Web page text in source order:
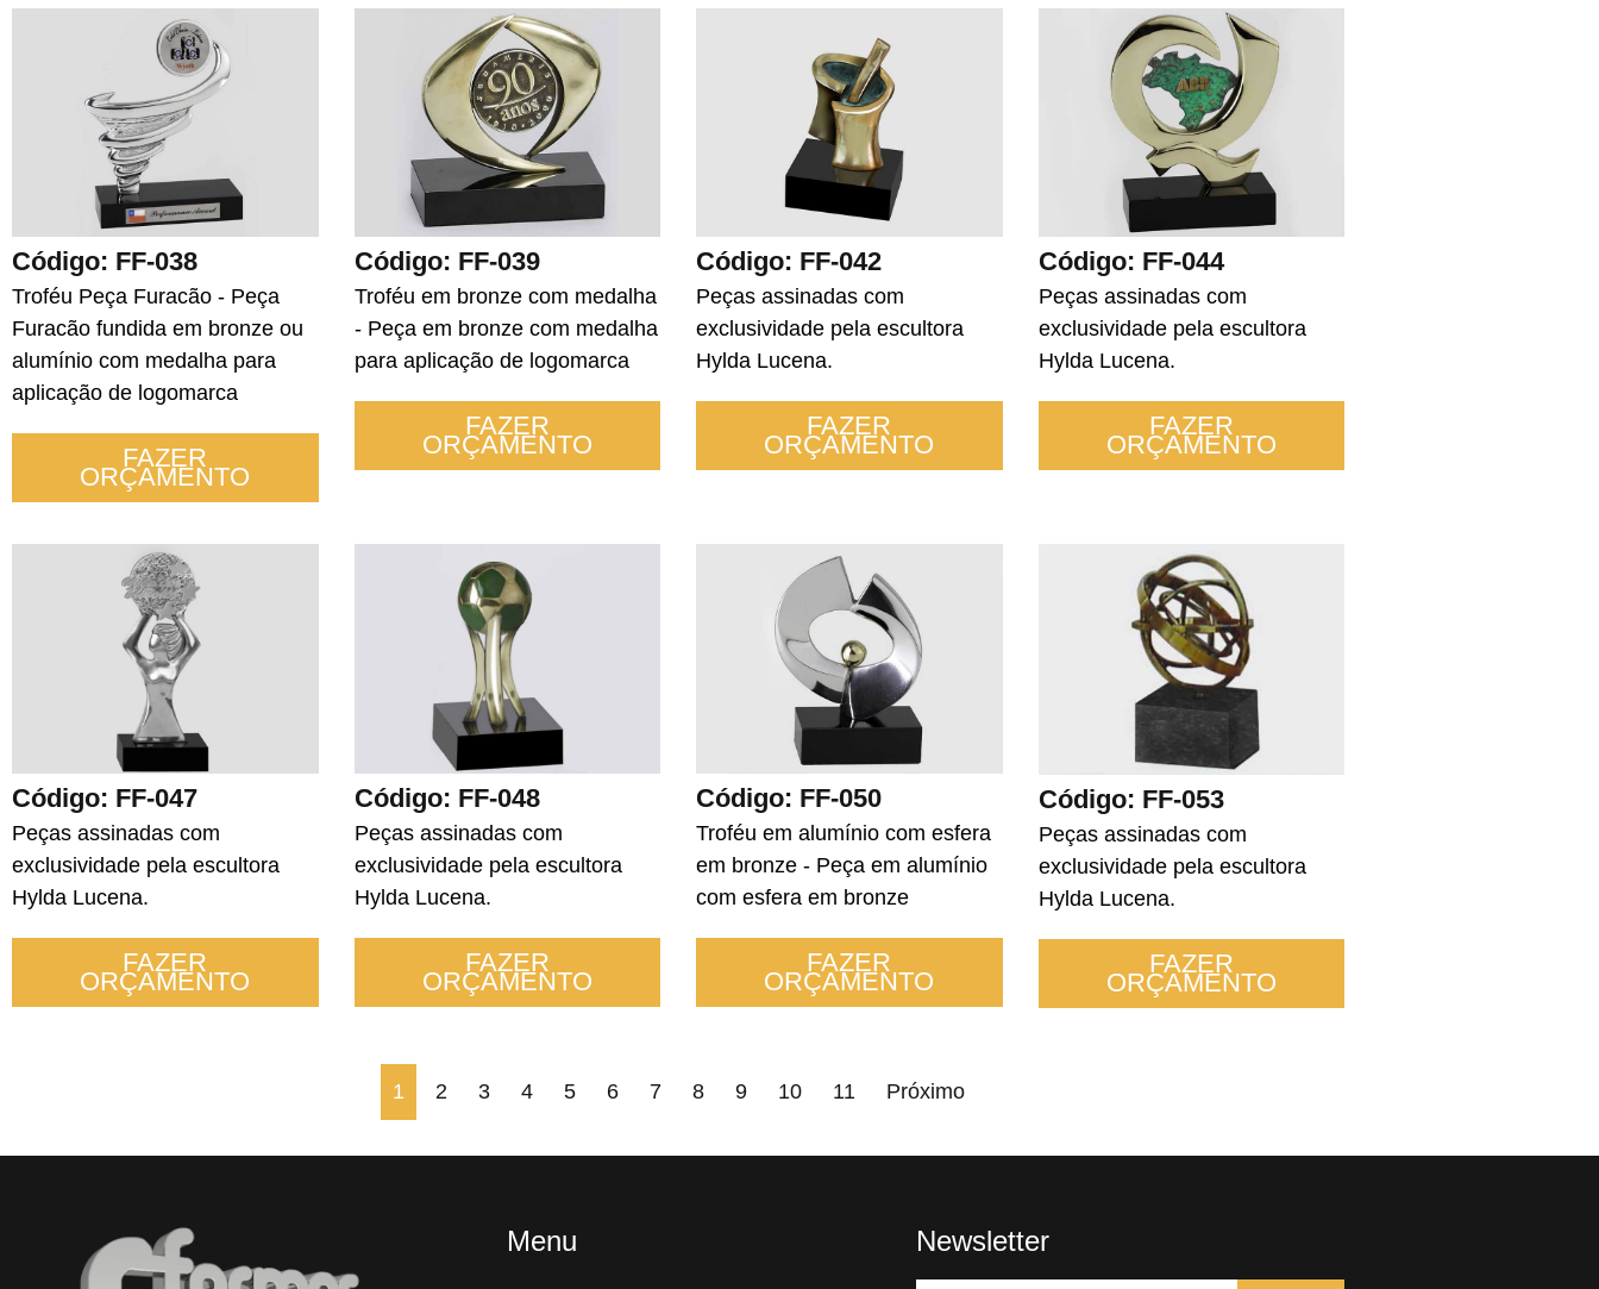
Código: FF-038
Troféu Peça Furacão - Peça
Furacão fundida em bronze ou
alumínio com medalha para
aplicação de logomarca
FAZER
ORÇAMENTO
Código: FF-039
Troféu em bronze com medalha
- Peça em bronze com medalha
para aplicação de logomarca
FAZER
ORÇAMENTO
Código: FF-042
Peças assinadas com
exclusividade pela escultora
Hylda Lucena.
FAZER
ORÇAMENTO
Código: FF-044
Peças assinadas com
exclusividade pela escultora
Hylda Lucena.
FAZER
ORÇAMENTO
Código: FF-047
Peças assinadas com
exclusividade pela escultora
Hylda Lucena.
FAZER
ORÇAMENTO
Código: FF-048
Peças assinadas com
exclusividade pela escultora
Hylda Lucena.
FAZER
ORÇAMENTO
Código: FF-050
Troféu em alumínio com esfera
em bronze - Peça em alumínio
com esfera em bronze
FAZER
ORÇAMENTO
Código: FF-053
Peças assinadas com
exclusividade pela escultora
Hylda Lucena.
FAZER
ORÇAMENTO
1 2 3 4 5 6 7 8 9 10 11 Próximo
Menu Newsletter